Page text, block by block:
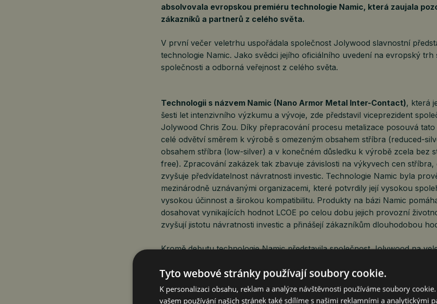
absolvovala evropskou premiéru technologie Namic, která zaujala
zákazníků a partnerů z celého světa.
V první večer veletrhu uspořádala společnost Jolywood slavnostní
technologie Namic. Jako svědci jejího oficiálního uvedení na evropský trh
společnosti a odborná veřejnost z celého světa.
Technologii s názvem Namic (Nano Armor Metal Inter-Contact), která
šesti let intenzivního výzkumu a vývoje, zde představil viceprezident
Jolywood Chris Zou. Díky přepracování procesu metalizace posouvá tato
celé odvětví směrem k výrobě s omezeným obsahem stříbra (reduced-
obsahem stříbra (low-silver) a v konečném důsledku k výrobě zcela bez
free). Zpracování zakázek tak zbavuje závislosti na výkyvech cen stříbra,
zvyšuje předvídatelnost návratnosti investic. Technologie Namic byla
mezinárodně uznávanými organizacemi, které potvrdily její vysokou
vysokou účinnost a širokou kompatibilitu. Produkty na bázi Namic
dosahovat vynikajících hodnot LCOE po celou dobu jejich provozní
zvyšují jistotu návratnosti investic a přinášejí zákazníkům dlouhodobou
Kromě debutu technologie Namic představila společnost Jolywood na
zapouzdřením. Moduly Windproof poskytují vynikající odolnost proti
sněhovým bouřím, krupobití a prasklinám, čímž spolu s nižším teplotním
provozní teplotou a teplotou horkých bodů zajišťují vyšší energetický
Tyto webové stránky používají soubory cookie.
K personalizaci obsahu, reklam a analýze návštěvnosti používáme soubory
vašem používání našich stránek také sdílíme s našimi reklamními a analytickými